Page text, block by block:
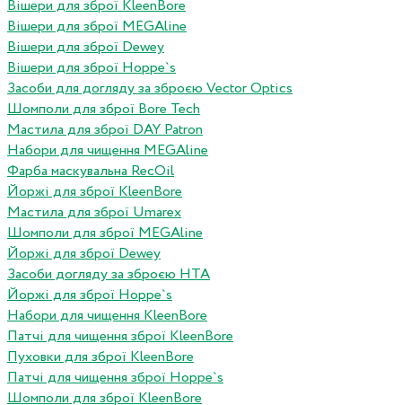
Вішери для зброї KleenBore
Вішери для зброї MEGAline
Вішери для зброї Dewey
Вішери для зброї Hoppe`s
Засоби для догляду за зброєю Vector Optics
Шомполи для зброї Bore Tech
Мастила для зброї DAY Patron
Набори для чищення MEGAline
Фарба маскувальна RecOil
Йоржі для зброї KleenBore
Мастила для зброї Umarex
Шомполи для зброї MEGAline
Йоржі для зброї Dewey
Засоби догляду за зброєю HTA
Йоржі для зброї Hoppe`s
Набори для чищення KleenBore
Патчі для чищення зброї KleenBore
Пуховки для зброї KleenBore
Патчі для чищення зброї Hoppe`s
Шомполи для зброї KleenBore